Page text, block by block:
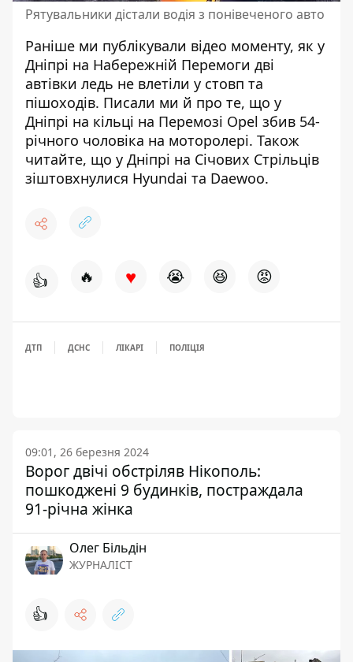
Рятувальники дістали водія з понівеченого авто
Раніше ми публікували відео моменту, як у
Дніпрі на Набережній Перемоги дві
автівки ледь не влетіли у стовп та
пішоходів. Писали ми й про те, що у
Дніпрі на кільці на Перемозі Opel збив 54-
річного чоловіка на моторолері. Також
читайте, що у Дніпрі на Січових Стрільців
зіштовхнулися Hyundai та Daewoo.
👍 🔥 ♥ 😭 😆 😡
ДТП ДСНС ЛІКАРІ ПОЛІЦІЯ
09:01, 26 березня 2024
Ворог двічі обстріляв Нікополь:
пошкоджені 9 будинків, постраждала
91-річна жінка
Олег Більдін
ЖУРНАЛІСТ
👍